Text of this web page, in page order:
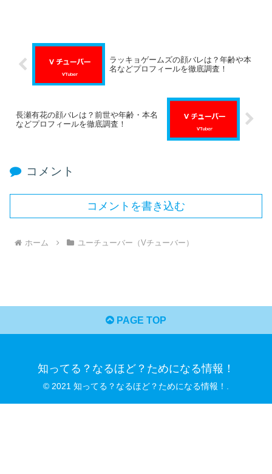
ラッキョゲームズの顔バレは？年齢や本
名などプロフィールを徹底調査！
長瀬有花の顔バレは？前世や年齢・本名
などプロフィールを徹底調査！
コメント
コメントを書き込む
ホーム ユーチューバー（Vチューバー）
PAGE TOP
知ってる？なるほど？ためになる情報！
© 2021 知ってる？なるほど？ためになる情報！.